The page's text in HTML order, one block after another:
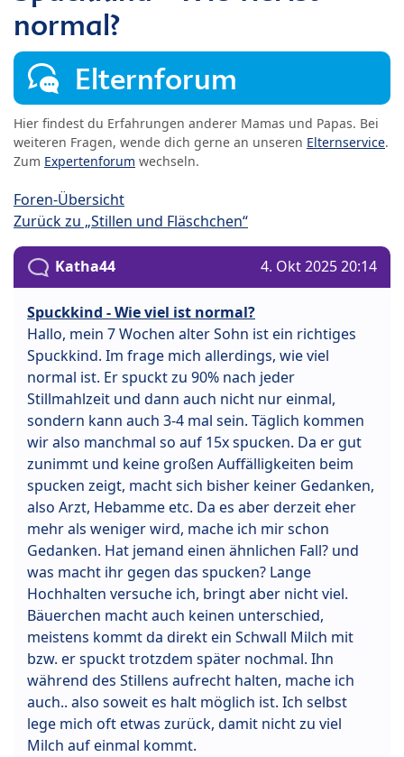
normal?
Elternforum
Hier findest du Erfahrungen anderer Mamas und Papas. Bei
weiteren Fragen, wende dich gerne an unseren Elternservice.
Zum Expertenforum wechseln.
Foren-Übersicht
Zurück zu „Stillen und Fläschchen“
Katha44 4. Okt 2025 20:14
Spuckkind - Wie viel ist normal?
Hallo, mein 7 Wochen alter Sohn ist ein richtiges
Spuckkind. Im frage mich allerdings, wie viel
normal ist. Er spuckt zu 90% nach jeder
Stillmahlzeit und dann auch nicht nur einmal,
sondern kann auch 3-4 mal sein. Täglich kommen
wir also manchmal so auf 15x spucken. Da er gut
zunimmt und keine großen Auffälligkeiten beim
spucken zeigt, macht sich bisher keiner Gedanken,
also Arzt, Hebamme etc. Da es aber derzeit eher
mehr als weniger wird, mache ich mir schon
Gedanken. Hat jemand einen ähnlichen Fall? und
was macht ihr gegen das spucken? Lange
Hochhalten versuche ich, bringt aber nicht viel.
Bäuerchen macht auch keinen unterschied,
meistens kommt da direkt ein Schwall Milch mit
bzw. er spuckt trotzdem später nochmal. Ihn
während des Stillens aufrecht halten, mache ich
auch.. also soweit es halt möglich ist. Ich selbst
lege mich oft etwas zurück, damit nicht zu viel
Milch auf einmal kommt.